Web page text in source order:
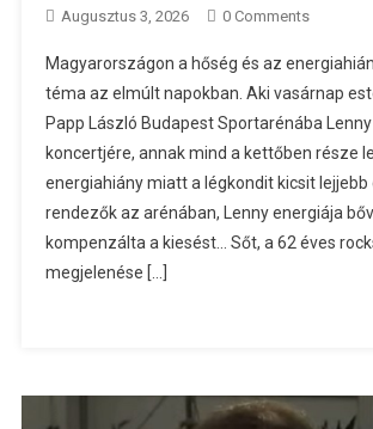
Augusztus 3, 2026 0 Comments
Magyarországon a hőség és az
téma az elmúlt napokban. Aki vasárnap
Papp László Budapest Sportarénába
koncertjére, annak mind a kettőben része
energiahiány miatt a légkondit kicsit lejjebb
rendezők az arénában, Lenny energiája
kompenzálta a kiesést… Sőt, a 62 éves
megjelenése […]